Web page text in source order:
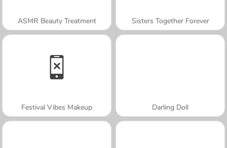
ASMR Beauty Treatment Sisters Together Forever
Festival Vibes Makeup Darling Doll